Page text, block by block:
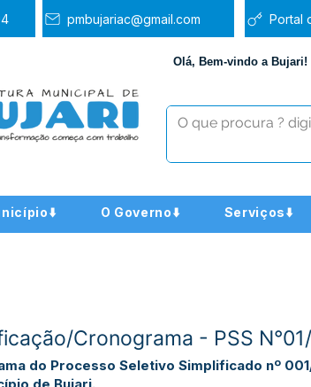
pmbujariac@gmail.com Portal
Olá, Bem-vindo a Bujari!
O Governo⬇️ Serviços⬇️
Cronograma - PSS
do Processo Seletivo Simplificado nº